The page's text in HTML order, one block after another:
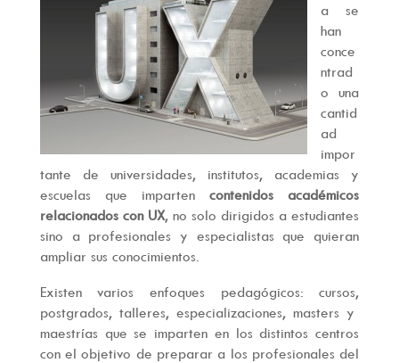
a se
han
conce
ntrad
o una
cantid
ad
impor
tante de universidades, institutos, academias y
escuelas que impartencontenidos académicos
relacionados con UX, no solo dirigidos a estudiantes
sino a profesionales y especialistas que quieran
ampliar sus conocimientos.
Existen varios enfoques pedagógicos: cursos,
postgrados, talleres, especializaciones, masters y
maestrías que se imparten en los distintos centros
con el objetivo de preparar a los profesionales del